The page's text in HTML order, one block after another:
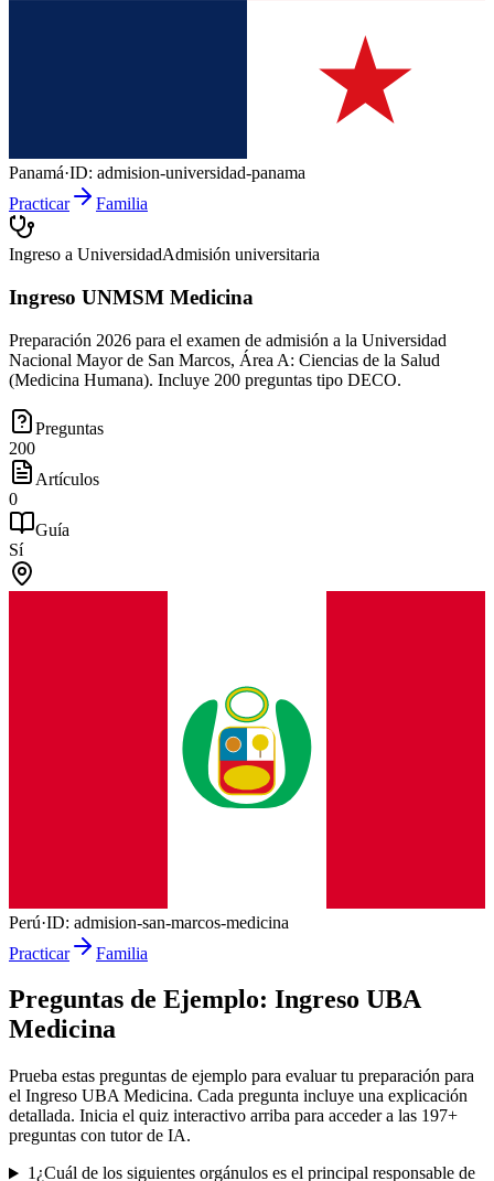
Panamá·ID: admision-universidad-panama
Practicar
Familia
Ingreso a UniversidadAdmisión universitaria
Ingreso UNMSM Medicina
Preparación 2026 para el examen de admisión a la Universidad
Nacional Mayor de San Marcos, Área A: Ciencias de la Salud
(Medicina Humana). Incluye 200 preguntas tipo DECO.
Preguntas
200
Artículos
0
Guía
Sí
Perú·ID: admision-san-marcos-medicina
Practicar
Familia
Preguntas de Ejemplo: Ingreso UBA
Medicina
Prueba estas preguntas de ejemplo para evaluar tu preparación para
el Ingreso UBA Medicina. Cada pregunta incluye una explicación
detallada. Inicia el quiz interactivo arriba para acceder a las 197+
preguntas con tutor de IA.
1 ¿Cuál de los siguientes orgánulos es el principal responsable de